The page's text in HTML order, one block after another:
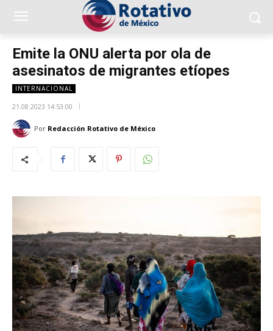
Emite la ONU alerta por ola de
asesinatos de migrantes etíopes
INTERNACIONAL
21.08.2023 14:53:00
Por Redacción Rotativo de México